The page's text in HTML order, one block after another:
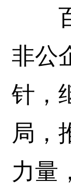
百
非公
针，
局，
力量